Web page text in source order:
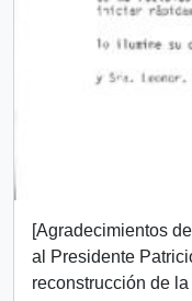
[Agradecimientos
al Presidente
reconstrucción de